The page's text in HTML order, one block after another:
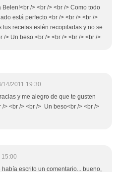
Belen!<br /> <br /> <br /> Como todo
está perfecto.<br /> <br /> <br />
tus recetas estén recopiladas y no se
/> Un beso.<br /> <br /> <br /> <br />
14/2011 19:30
y me alegro de que te gusten
/> <br /> <br /> Un beso<br /> <br />
15:00
escrito un comentario... bueno,